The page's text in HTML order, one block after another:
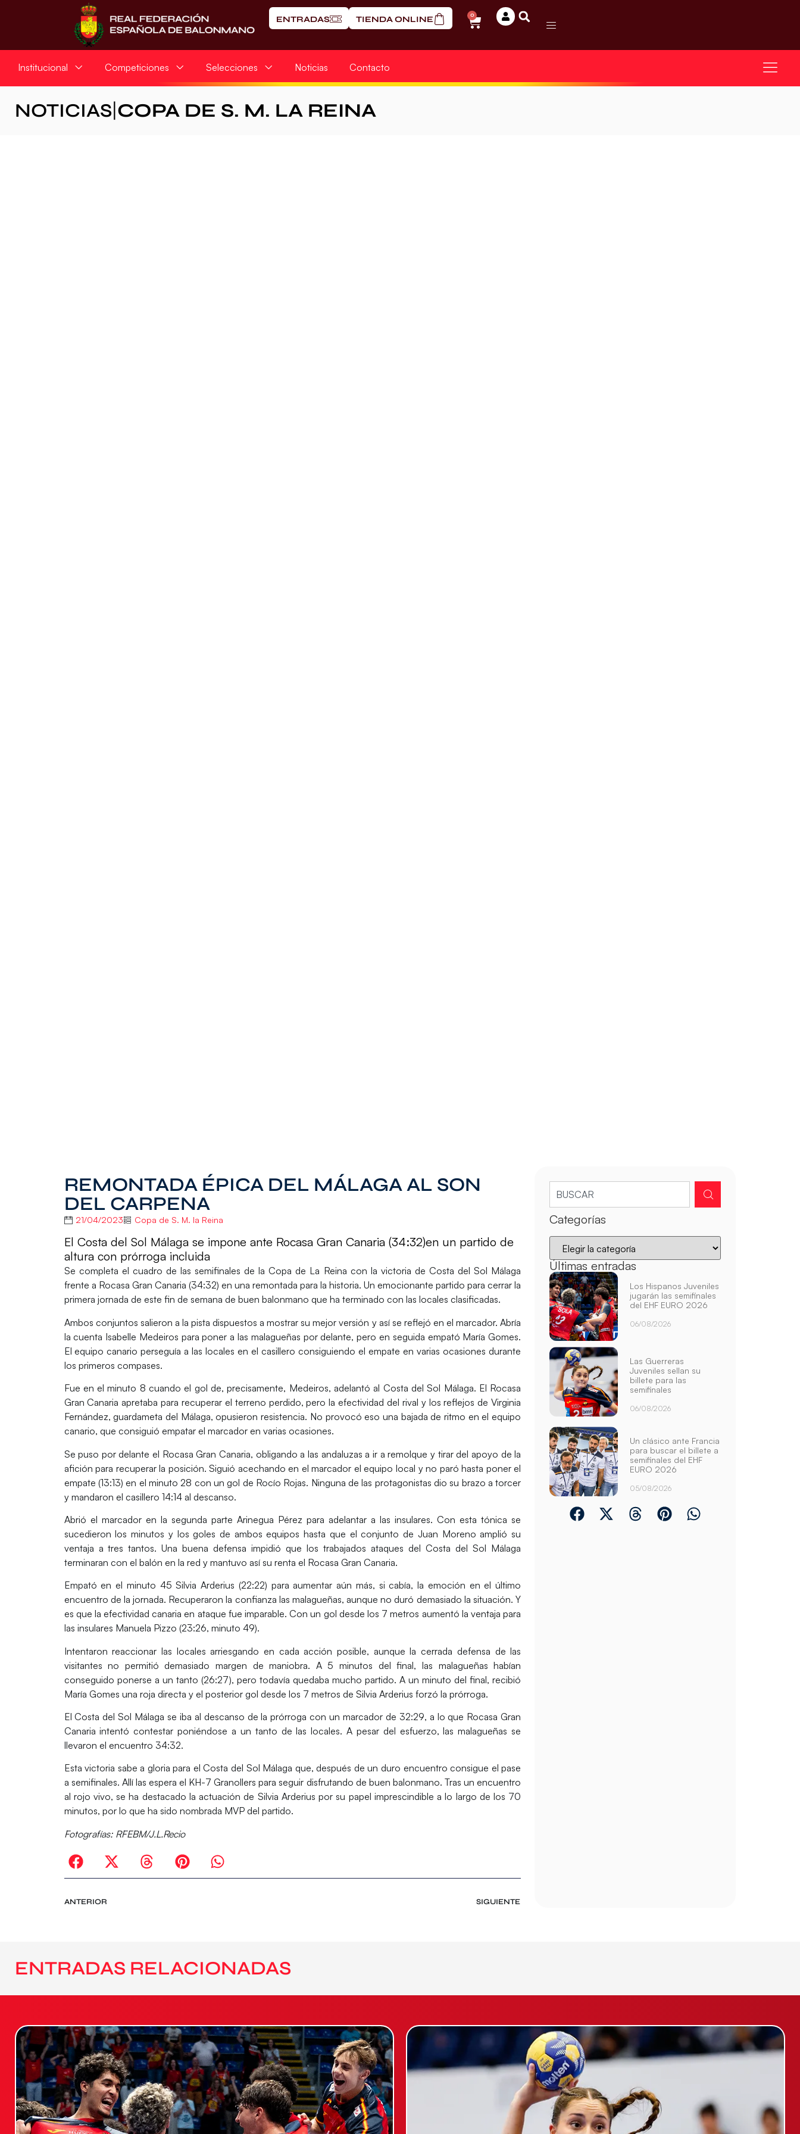
ENTRADAS TIENDA ONLINE 0
Institucional Competiciones Selecciones Noticias Contacto
NOTICIAS COPA DE S. M. LA REINA
REMONTADA ÉPICA DEL MÁLAGA AL SON
DEL CARPENA
21/04/2023 Copa de S. M. la Reina
El Costa del Sol Málaga se impone ante Rocasa Gran Canaria (34:32)en un partido de
altura con prórroga incluida
Se completa el cuadro de las semifinales de laCopa de La Reina con la victoria de Costa del Sol Málaga
frente a Rocasa Gran Canaria (34:32) en una remontada para la historia. Un emocionante partido para cerrar la
primera jornada de este fin de semana de buen balonmano que ha terminado con las locales clasificadas.
Ambos conjuntos salieron a la pista dispuestos a mostrar su mejor versión y así se reflejó en el marcador. Abría
la cuenta Isabelle Medeiros para poner a las malagueñas por delante, pero en seguida empató María Gomes.
El equipo canario perseguía a las locales en el casillero consiguiendo el empate en varias ocasiones durante
los primeros compases.
Fue en elminuto 8 cuando el gol de, precisamente, Medeiros, adelantó al Costa del Sol Málaga. El Rocasa
Gran Canaria apretaba para recuperar el terreno perdido, pero la efectividad del rival y los reflejos deVirginia
Fernández, guardameta del Málaga, opusieron resistencia. No provocó eso una bajada de ritmo en el equipo
canario, que consiguió empatar el marcador en varias ocasiones.
Se puso por delante el Rocasa Gran Canaria, obligando a las andaluzas a ir a remolque y tirar del apoyo de la
afición para recuperar la posición. Siguió acechando en el marcador el equipo local y no paró hasta poner el
empate (13:13) en el minuto 28 con un gol de Rocío Rojas. Ninguna de las protagonistas dio su brazo a torcer
y mandaron el casillero 14:14 al descanso.
Abrió el marcador en la segunda parte Arinegua Pérez para adelantar a las insulares. Con esta tónica se
sucedieron los minutos y los goles de ambos equipos hasta que el conjunto de Juan Moreno amplió su
ventaja a tres tantos. Una buena defensa impidió que los trabajados ataques del Costa del Sol Málaga
terminaran con el balón en la red y mantuvo así su renta el Rocasa Gran Canaria.
Empató en el minuto 45 Silvia Arderius (22:22) para aumentar aún más, si cabía, la emoción en el último
encuentro de la jornada. Recuperaron la confianza las malagueñas, aunque no duró demasiado la situación. Y
es que la efectividad canaria en ataque fue imparable. Con un gol desde los 7 metros aumentó la ventaja para
las insulares Manuela Pizzo (23:26, minuto 49).
Intentaron reaccionar las locales arriesgando en cada acción posible, aunque la cerrada defensa de las
visitantes no permitió demasiado margen de maniobra. A 5 minutos del final, las malagueñas habían
conseguido ponerse a un tanto (26:27), pero todavía quedaba mucho partido. A un minuto del final, recibió
María Gomes una roja directa y el posterior gol desde los 7 metros de Silvia Arderius forzó la prórroga.
El Costa del Sol Málaga se iba al descanso de la prórroga con un marcador de 32:29, a lo que Rocasa Gran
Canaria intentó contestar poniéndose a un tanto de las locales. A pesar del esfuerzo, las malagueñas se
llevaron el encuentro 34:32.
Esta victoria sabe a gloria para el Costa del Sol Málaga que, después de un duro encuentro consigue el pase
a semifinales. Allí las espera el KH-7 Granollers para seguir disfrutando de buen balonmano. Tras un encuentro
al rojo vivo, se ha destacado la actuación de Silvia Arderius por su papel imprescindible a lo largo de los 70
minutos, por lo que ha sido nombrada MVPdel partido.
Fotografías: RFEBM/J.L.Recio
ANTERIOR SIGUIENTE
Categorías
Últimas entradas
Los Hispanos Juveniles
jugarán las semifinales
del EHF EURO 2026
06/08/2026
Las Guerreras
Juveniles sellan su
billete para las
semifinales
06/08/2026
Un clásico ante Francia
para buscar el billete a
semifinales del EHF
EURO 2026
05/08/2026
ENTRADAS RELACIONADAS